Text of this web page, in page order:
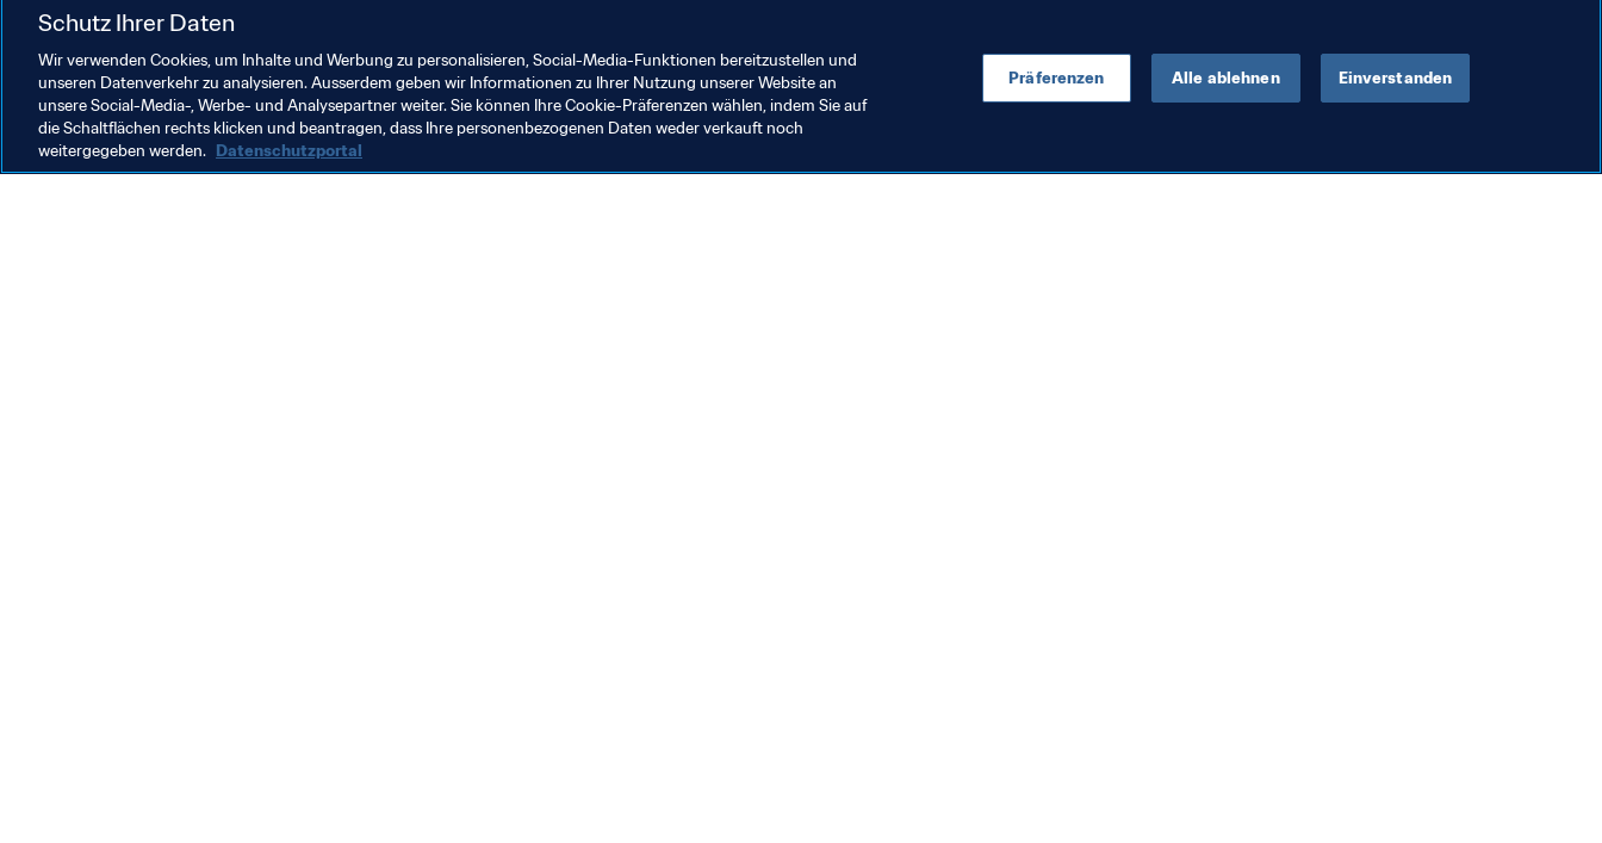
Schutz Ihrer Daten
Wir verwenden Cookies, um Inhalte und Werbung zu personalisieren, Social-Media-Funktionen bereitzustellen und
unseren Datenverkehr zu analysieren. Ausserdem geben wir Informationen zu Ihrer Nutzung unserer Website an
unsere Social-Media-, Werbe- und Analysepartner weiter. Sie können Ihre Cookie-Präferenzen wählen, indem Sie auf
die Schaltflächen rechts klicken und beantragen, dass Ihre personenbezogenen Daten weder verkauft noch
weitergegeben werden. Datenschutzportal
Präferenzen Alle ablehnen Einverstanden